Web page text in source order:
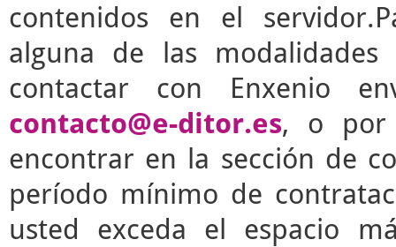
contenidos en el
alguna de las
contactar con Enxenio
contacto@e-ditor.es, o por
encontrar en la sección de
período mínimo de
usted exceda el espacio